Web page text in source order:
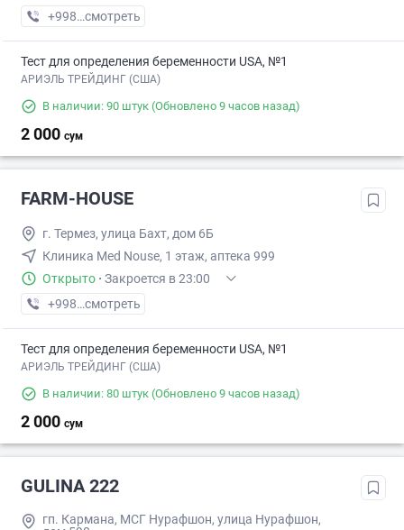
+998 (77) XXX-XX-XX
смотреть
Тест для определения беременности USA, №1
АРИЭЛЬ ТРЕЙДИНГ (США)
В наличии: 90 штук (Обновлено 9 часов назад)
2 000 сум
FARM-HOUSE
г. Термез, улица Бахт, дом 6Б
Клиника Med Nouse, 1 этаж, аптека 999
Открыто · Закроется в 23:00
+998 (98) XXX-XX-XX
смотреть
Тест для определения беременности USA, №1
АРИЭЛЬ ТРЕЙДИНГ (США)
В наличии: 80 штук (Обновлено 9 часов назад)
2 000 сум
GULINA 222
гп. Кармана, МСГ Нурафшон, улица Нурафшон,